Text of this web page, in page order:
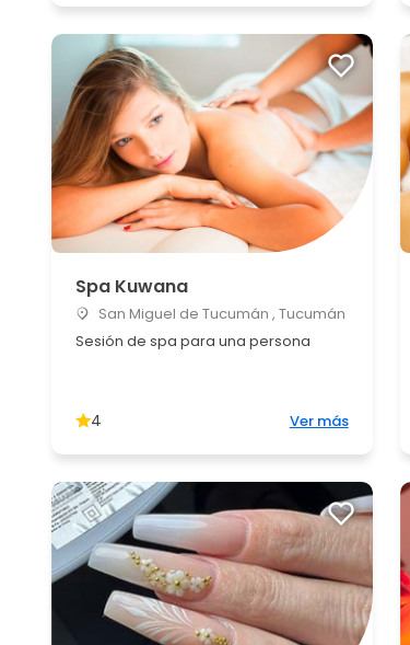
Spa Kuwana
San Miguel de Tucumán , Tucumán
Sesión de spa para una persona
4 Ver más